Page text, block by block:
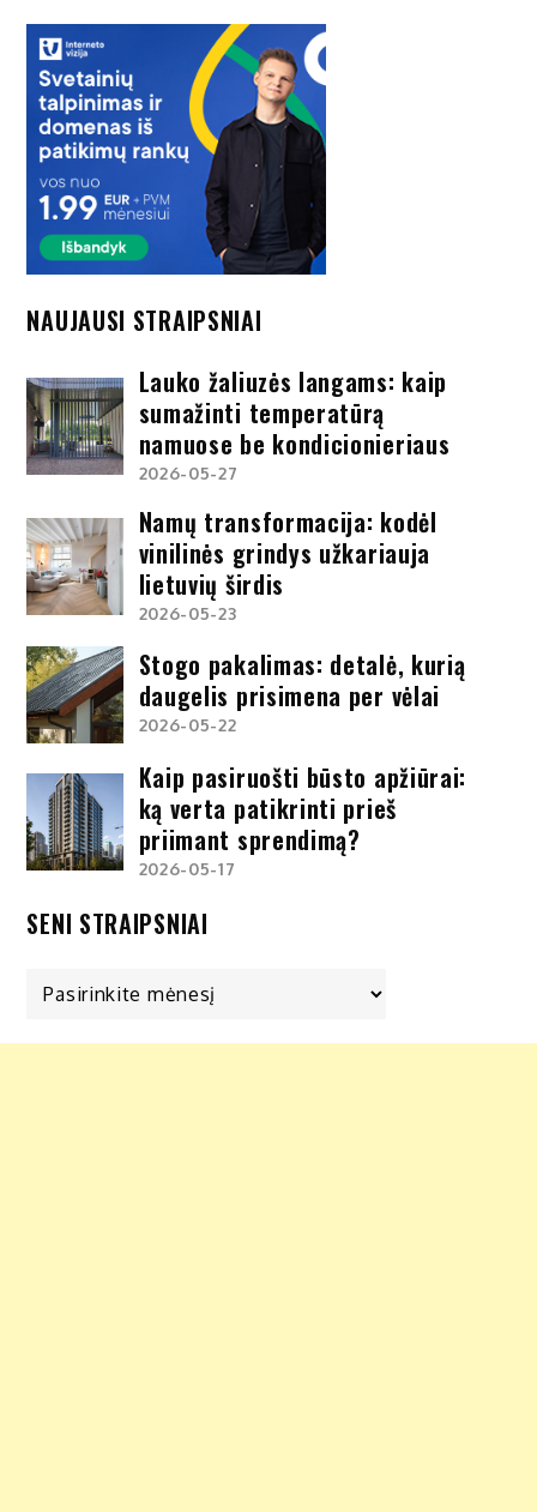
NAUJAUSI STRAIPSNIAI
Lauko žaliuzės langams: kaip
sumažinti temperatūrą
namuose be kondicionieriaus
2026-05-27
Namų transformacija: kodėl
vinilinės grindys užkariauja
lietuvių širdis
2026-05-23
Stogo pakalimas: detalė, kurią
daugelis prisimena per vėlai
2026-05-22
Kaip pasiruošti būsto apžiūrai:
ką verta patikrinti prieš
priimant sprendimą?
2026-05-17
SENI STRAIPSNIAI